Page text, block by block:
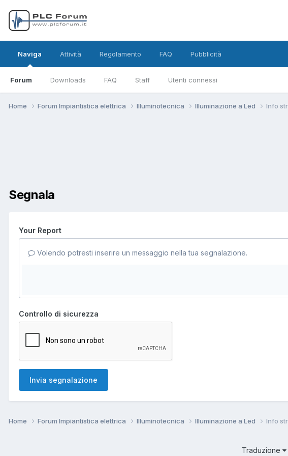
Naviga
Forum Downloads FAQ Staff Utenti connessi
Attività Regolamento FAQ Pubblicità
Home Forum Impiantistica elettrica Illuminotecnica Illuminazione a Led Info
Segnala
Your Report
Volendo potresti inserire un messaggio nella tua segnalazione.
Controllo di sicurezza
Invia segnalazione
Home Forum Impiantistica elettrica Illuminotecnica Illuminazione a Led Info
Traduzione